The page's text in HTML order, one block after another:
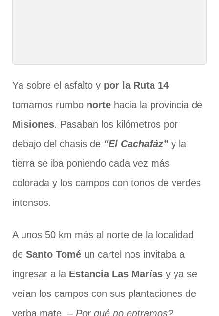
Ya sobre el asfalto y por la Ruta 14
tomamos rumbo norte hacia la provincia de
Misiones. Pasaban los kilómetros por
debajo del chasis de “El Cachafáz” y la
tierra se iba poniendo cada vez más
colorada y los campos con tonos de verdes
intensos.
A unos 50 km más al norte de la localidad
de Santo Tomé un cartel nos invitaba a
ingresar a la Estancia Las Marías y ya se
veían los campos con sus plantaciones de
yerba mate. – Por qué no entramos?